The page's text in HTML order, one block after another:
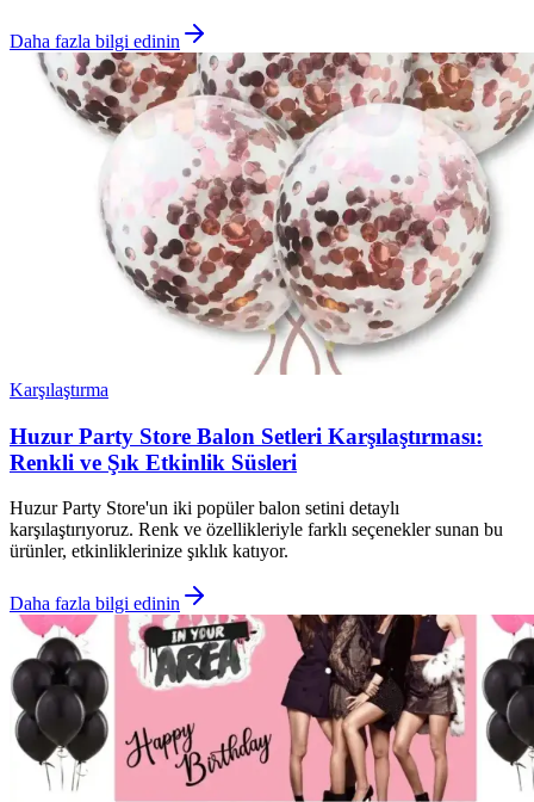
Daha fazla bilgi edinin
Karşılaştırma
Huzur Party Store Balon Setleri Karşılaştırması:
Renkli ve Şık Etkinlik Süsleri
Huzur Party Store'un iki popüler balon setini detaylı
karşılaştırıyoruz. Renk ve özellikleriyle farklı seçenekler sunan bu
ürünler, etkinliklerinize şıklık katıyor.
Daha fazla bilgi edinin